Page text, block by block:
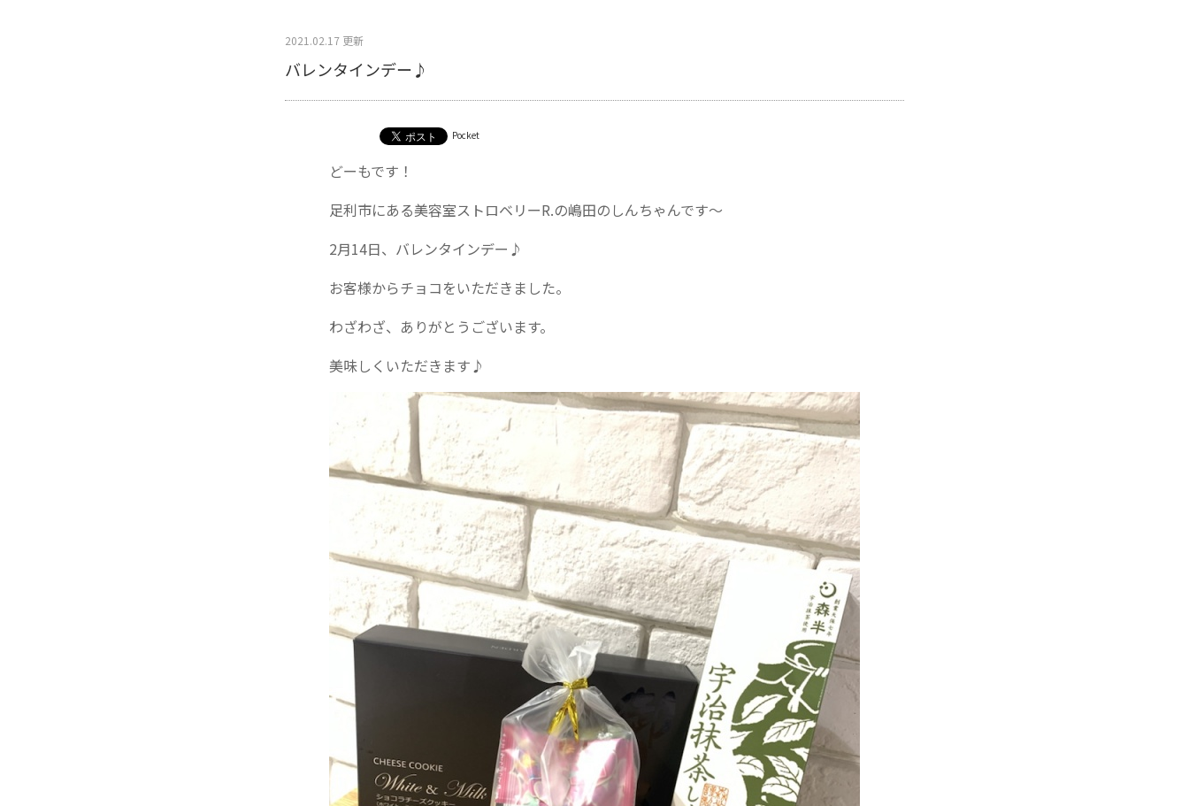
2021.02.17 更新
バレンタインデー♪
Pocket
どーもです！
足利市にある美容室ストロベリーR.の嶋田のしんちゃんです〜
2月14日、バレンタインデー♪
お客様からチョコをいただきました。
わざわざ、ありがとうございます。
美味しくいただきます♪